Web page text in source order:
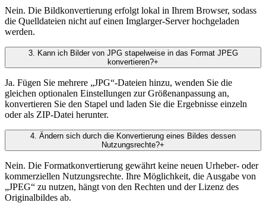
Nein. Die Bildkonvertierung erfolgt lokal in Ihrem Browser, sodass
die Quelldateien nicht auf einen Imglarger-Server hochgeladen
werden.
3. Kann ich Bilder von JPG stapelweise in das Format JPEG
konvertieren?+
Ja. Fügen Sie mehrere „JPG“-Dateien hinzu, wenden Sie die
gleichen optionalen Einstellungen zur Größenanpassung an,
konvertieren Sie den Stapel und laden Sie die Ergebnisse einzeln
oder als ZIP-Datei herunter.
4. Ändern sich durch die Konvertierung eines Bildes dessen
Nutzungsrechte?+
Nein. Die Formatkonvertierung gewährt keine neuen Urheber- oder
kommerziellen Nutzungsrechte. Ihre Möglichkeit, die Ausgabe von
„JPEG“ zu nutzen, hängt von den Rechten und der Lizenz des
Originalbildes ab.